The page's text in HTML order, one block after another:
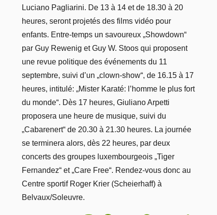
Luciano Pagliarini. De 13 à 14 et de 18.30 à 20
heures, seront projetés des films vidéo pour
enfants. Entre-temps un savoureux „Showdown“
par Guy Rewenig et Guy W. Stoos qui proposent
une revue politique des événements du 11
septembre, suivi d’un „clown-show“, de 16.15 à 17
heures, intitulé: „Mister Karaté: l’homme le plus fort
du monde“. Dès 17 heures, Giuliano Arpetti
proposera une heure de musique, suivi du
„Cabarenert“ de 20.30 à 21.30 heures. La journée
se terminera alors, dès 22 heures, par deux
concerts des groupes luxembourgeois „Tiger
Fernandez“ et „Care Free“. Rendez-vous donc au
Centre sportif Roger Krier (Scheierhaff) à
Belvaux/Soleuvre.